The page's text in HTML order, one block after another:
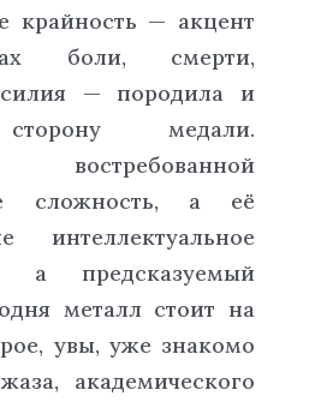
крайность — акцент
боли, смерти,
— породила и
медали.
востребованной
сложность, а её
интеллектуальное
а предсказуемый
металл стоит на
увы, уже знакомо
академического